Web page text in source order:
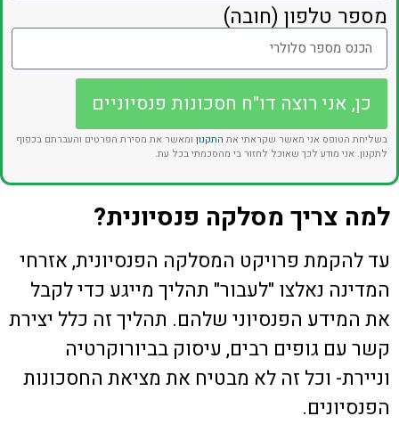
מספר טלפון (חובה)
כן, אני רוצה דו"ח חסכונות פנסיוניים
בשליחת הטופס אני מאשר שקראתי אתהתקנון ומאשר את מסירת הפרטים והעברתם בכפוף
לתקנון. אני מודע לכך שאוכל לחזור בי מהסכמתי בכל עת.
למה צריך מסלקה פנסיונית?
עד להקמת פרויקט המסלקה הפנסיונית, אזרחי
המדינה נאלצו "לעבור" תהליך מייגע כדי לקבל
את המידע הפנסיוני שלהם. תהליך זה כלל יצירת
קשר עם גופים רבים, עיסוק בביורוקרטיה
וניירת- וכל זה לא מבטיח את מציאת החסכונות
הפנסיונים.